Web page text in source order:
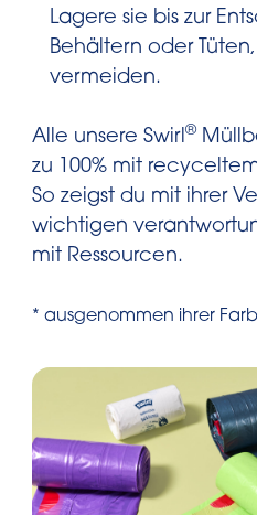
Lagere sie bis zur
Behältern oder
vermeiden.
Alle unsere Swirl ®
zu 100% mit
So zeigst du mit ihrer
wichtigen
mit Ressourcen.
* ausgenommen ihrer